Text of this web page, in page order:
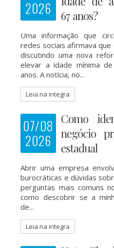
2026
67 anos?
Uma informação que
redes sociais afirmava
discutindo uma nova
elevar a idade mínima
anos. A notícia, no...
Leia na integra
07/08
2026
Como
negócio
estadual
Abrir uma empresa
burocráticas e dúvidas
perguntas mais comuns
como descobrir se a
de...
Leia na integra